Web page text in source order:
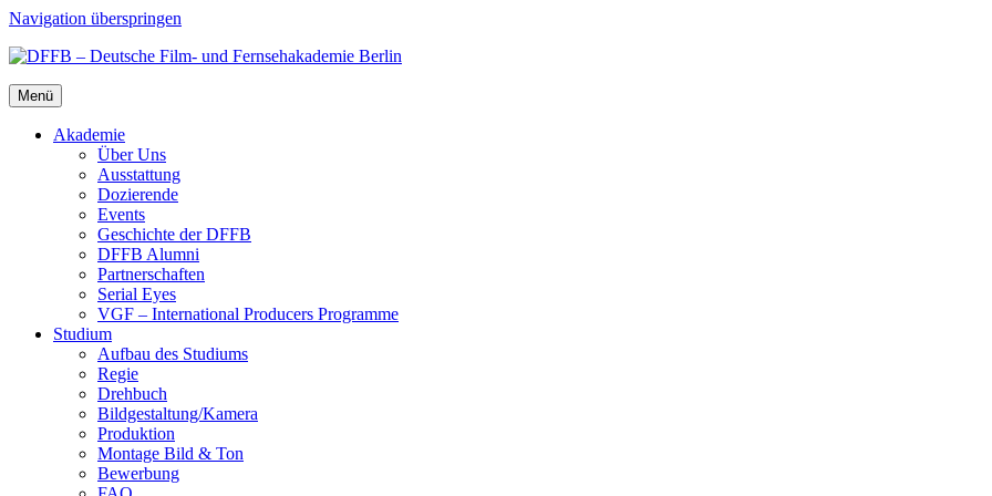
Navigation überspringen
Menü
Aka­de­mie
Über Uns
Aus­stat­tung
Dozie­ren­de
Events
Geschich­te der DFFB
DFFB Alum­ni
Part­ner­schaf­ten
Seri­al Eyes
VGF – Inter­na­tio­nal Pro­du­cers Pro­gram­me
Stu­di­um
Auf­bau des Stu­di­ums
Regie
Dreh­buch
Bildgestaltung/​​Kamera
Pro­duk­ti­on
Mon­ta­ge Bild & Ton
Bewer­bung